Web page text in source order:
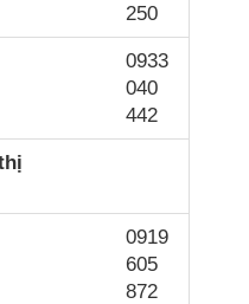
250
0933
040
442
0919
605
872